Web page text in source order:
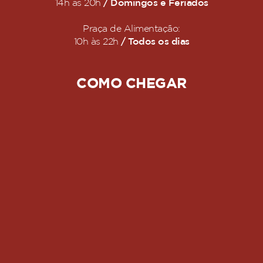
14h às 20h / Domingos e Feriados
Praça de Alimentação:
10h às 22h / Todos os dias
COMO CHEGAR